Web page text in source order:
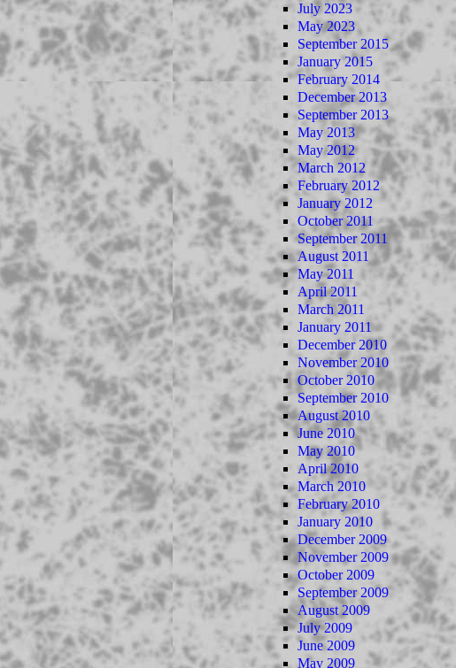
July 2023
May 2023
September 2015
January 2015
February 2014
December 2013
September 2013
May 2013
May 2012
March 2012
February 2012
January 2012
October 2011
September 2011
August 2011
May 2011
April 2011
March 2011
January 2011
December 2010
November 2010
October 2010
September 2010
August 2010
June 2010
May 2010
April 2010
March 2010
February 2010
January 2010
December 2009
November 2009
October 2009
September 2009
August 2009
July 2009
June 2009
May 2009